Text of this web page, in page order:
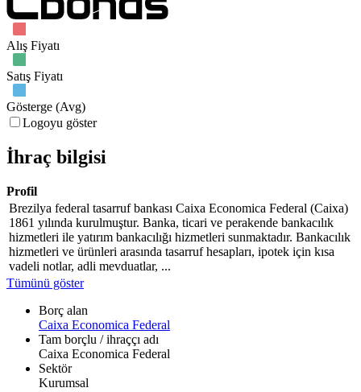
Alış Fiyatı
Satış Fiyatı
Gösterge (Avg)
Logoyu göster
İhraç bilgisi
Profil
Brezilya federal tasarruf bankası Caixa Economica Federal (Caixa)
1861 yılında kurulmuştur. Banka, ticari ve perakende bankacılık
hizmetleri ile yatırım bankacılığı hizmetleri sunmaktadır. Bankacılık
hizmetleri ve ürünleri arasında tasarruf hesapları, ipotek için kısa
vadeli notlar, adli mevduatlar, ...
Tümünü göster
Borç alan
Caixa Economica Federal
Tam borçlu / ihraççı adı
Caixa Economica Federal
Sektör
Kurumsal